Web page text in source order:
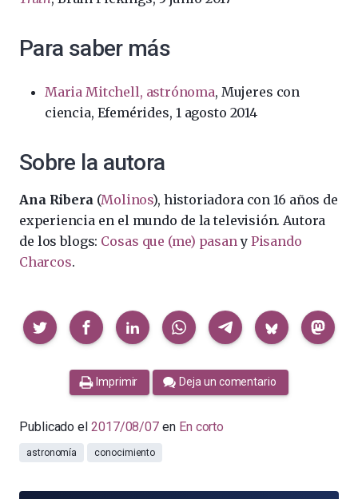
Para saber más
Maria Mitchell, astrónoma, Mujeres con
ciencia, Efemérides, 1 agosto 2014
Sobre la autora
Ana Ribera(Molinos), historiadora con 16 años de
experiencia en el mundo de la televisión. Autora
de los blogs: Cosas que (me) pasany Pisando
Charcos.
Compartir
Imprimir Deja un comentario
Publicado el 2017/08/07 en En corto
astronomía conocimiento